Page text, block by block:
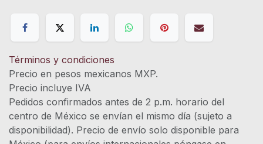
Términos y condiciones
Precio en pesos mexicanos MXP.
Precio incluye IVA
Pedidos confirmados antes de 2 p.m. horario del
centro de México se envían el mismo día (sujeto a
disponibilidad). Precio de envío solo disponible para